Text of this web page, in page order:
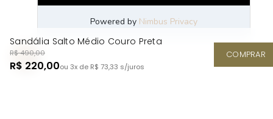
Sandália Salto Médio Couro Preta
R$ 490,00
R$ 220,00ou 3x de R$ 73,33 s/juros
COMPRAR